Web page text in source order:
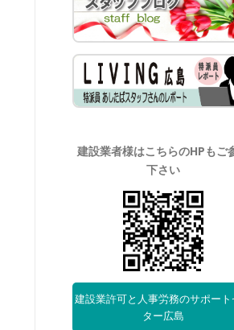
建設業者様はこちらのHPもご
下さい
建設業許可と人事労務のサポート
ター広島